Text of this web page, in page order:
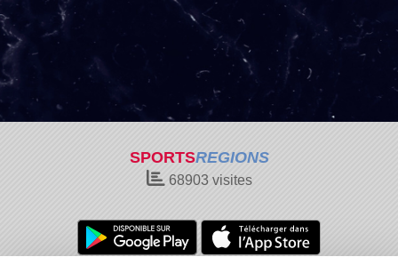
SPORTSREGIONS
68903visites